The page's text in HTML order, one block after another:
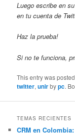
Luego escribe en
en tu cuenta de
Haz la prueba!
Si no te funciona,
This entry was
twitter,unirbypc.
TEMAS RECIENTES
CRM en